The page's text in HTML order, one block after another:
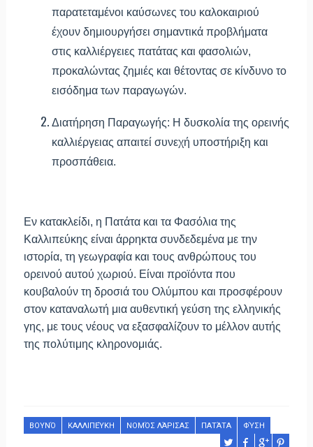
παρατεταμένοι καύσωνες του καλοκαιριού
έχουν δημιουργήσει σημαντικά προβλήματα
στις καλλιέργειες πατάτας και φασολιών,
προκαλώντας ζημιές και θέτοντας σε κίνδυνο το
εισόδημα των παραγωγών.
Διατήρηση Παραγωγής: Η δυσκολία της ορεινής
καλλιέργειας απαιτεί συνεχή υποστήριξη και
προσπάθεια.
Εν κατακλείδι, η Πατάτα και τα Φασόλια της
Καλλιπεύκης είναι άρρηκτα συνδεδεμένα με την
ιστορία, τη γεωγραφία και τους ανθρώπους του
ορεινού αυτού χωριού. Είναι προϊόντα που
κουβαλούν τη δροσιά του Ολύμπου και προσφέρουν
στον καταναλωτή μια αυθεντική γεύση της ελληνικής
γης, με τους νέους να εξασφαλίζουν το μέλλον αυτής
της πολύτιμης κληρονομιάς.
ΒΟΥΝΌ ΚΑΛΛΙΠΕΎΚΗ ΝΟΜΌΣ ΛΆΡΙΣΑΣ ΠΑΤΆΤΑ ΦΎΣΗ